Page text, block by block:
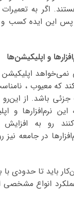
اگر به
این ایده کسب و
اپلیکیشن
کند که معیوب ،
جزئی باشد. از
این نرم‌افزارها و
رو به افزایش
در جامعه نیز
باید تا حدودی با
انواع مشخصی